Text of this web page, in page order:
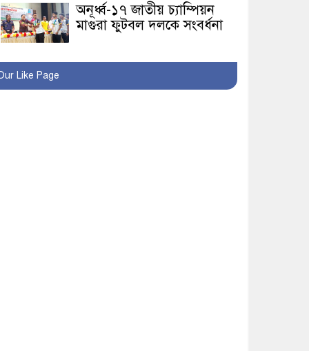
অনূর্ধ্ব-১৭ জাতীয় চ্যাম্পিয়ন
মাগুরা ফুটবল দলকে সংবর্ধনা
রোববার থেকে ভারতীয়
Like Page